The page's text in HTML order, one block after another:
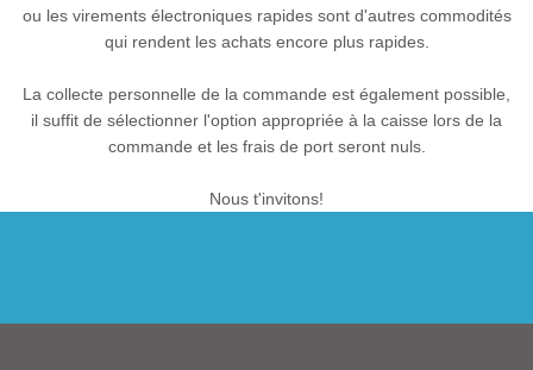
ou les virements électroniques rapides sont d'autres commodités
qui rendent les achats encore plus rapides.
La collecte personnelle de la commande est également possible,
il suffit de sélectionner l'option appropriée à la caisse lors de la
commande et les frais de port seront nuls.
Nous t'invitons!